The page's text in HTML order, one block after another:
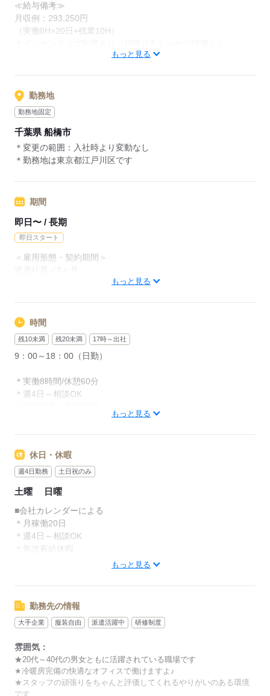
≪給与備考≫
月収例：293,250円
（実働8H×20日+残業10H）
もっと見る
勤務地
勤務地固定
千葉県 船橋市
＊変更の範囲：入社時より変動なし
＊勤務地は東京都江戸川区です
期間
即日〜 / 長期
即日スタート
＜雇用形態・契約期間＞
契約更新の場合あり但し、最初の契約から通算して最長2年11
勤務態度・能力など】
もっと見る
時間
残10未満 残20未満 17時～出社
9：00～18：00（日勤）
＊実働8時間/休憩60分
＊週4日～相談OK
≪待遇・福利厚生≫
■各種社会保険完備
■年次有給休暇
■夏季・冬期休暇あり
■服装自由（オフィスカジュアル※常識の範囲内）
■休憩室あり
■ロッカー完備
■冷暖房完備の快適オフィス
■充実の研修制度（座学1週間＋OJTで未経験でも安心）
もっと見る
休日・休暇
週4日勤務 土日祝のみ
土曜 日曜
■会社カレンダーによる
＊月稼働20日
＊週4日～相談OK
＊年次有給休暇
もっと見る
勤務先の情報
大手企業 服装自由 派遣活躍中 研修制度
雰囲気：
★20代～40代の男女ともに活躍されている職場です
★冷暖房完備の快適なオフィスで働けますよ♪
★スタッフの頑張りをちゃんと評価してくれるやりがいのある環境
です